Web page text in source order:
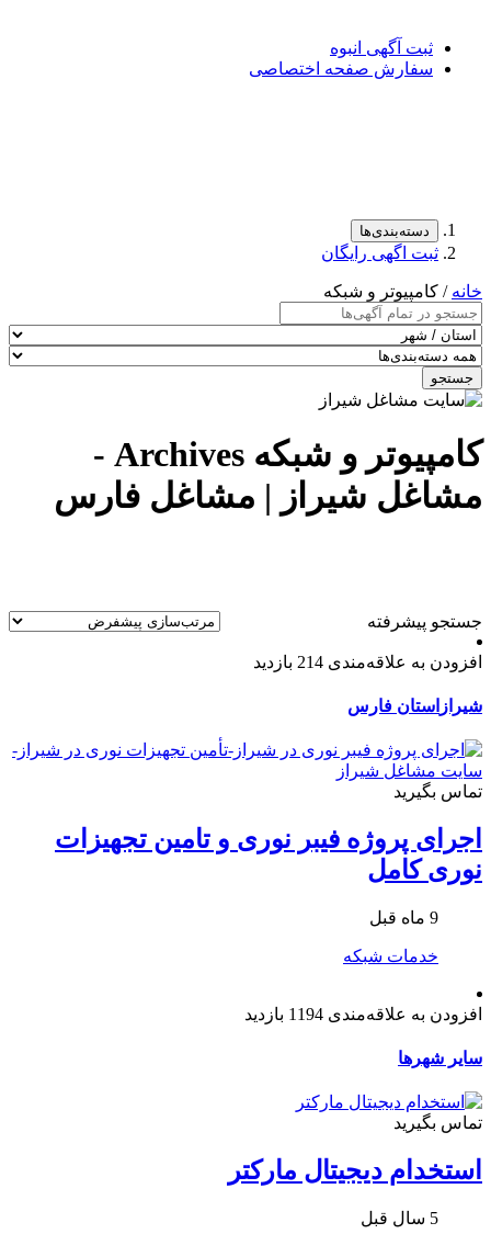
ثبت آگهی انبوه
سفارش صفحه اختصاصی
دسته‌بندی‌ها
ثبت اگهی رایگان
خانه / کامپیوتر و شبکه
جستجو
کامپیوتر و شبکه Archives -
مشاغل شیراز | مشاغل فارس
جستجو پیشرفته
افزودن به علاقه‌مندی 214 بازدید
شیراز استان فارس
تماس بگیرید
اجرای پروژه فیبر نوری و تامین تجهیزات
نوری کامل
9 ماه قبل
خدمات شبکه
افزودن به علاقه‌مندی 1194 بازدید
سایر شهرها
تماس بگیرید
استخدام دیجیتال مارکتر
5 سال قبل